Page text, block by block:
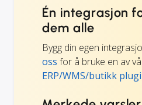
Én integrasjon
dem alle
Bygg din egen
oss for å bruke en av
ERP/WMS/butikk